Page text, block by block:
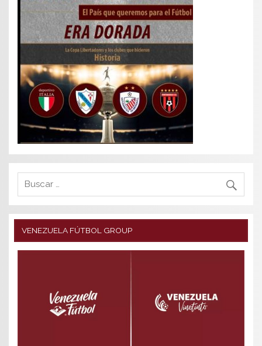
VENEZUELA FÚTBOL GROUP